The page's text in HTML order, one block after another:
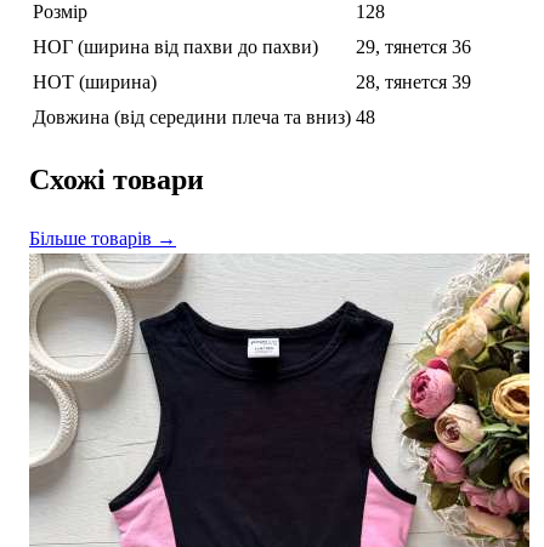
Розмір
128
НОГ (ширина від пахви до пахви)
29, тянется 36
НОТ (ширина)
28, тянется 39
Довжина (від середини плеча та вниз) 48
Схожі товари
Більше товарів →